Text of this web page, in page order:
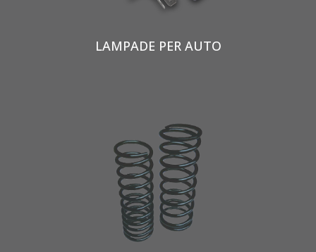
LAMPADE PER AUTO